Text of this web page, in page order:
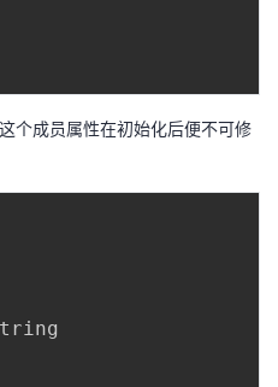
个成员属性在初始化后便不可修